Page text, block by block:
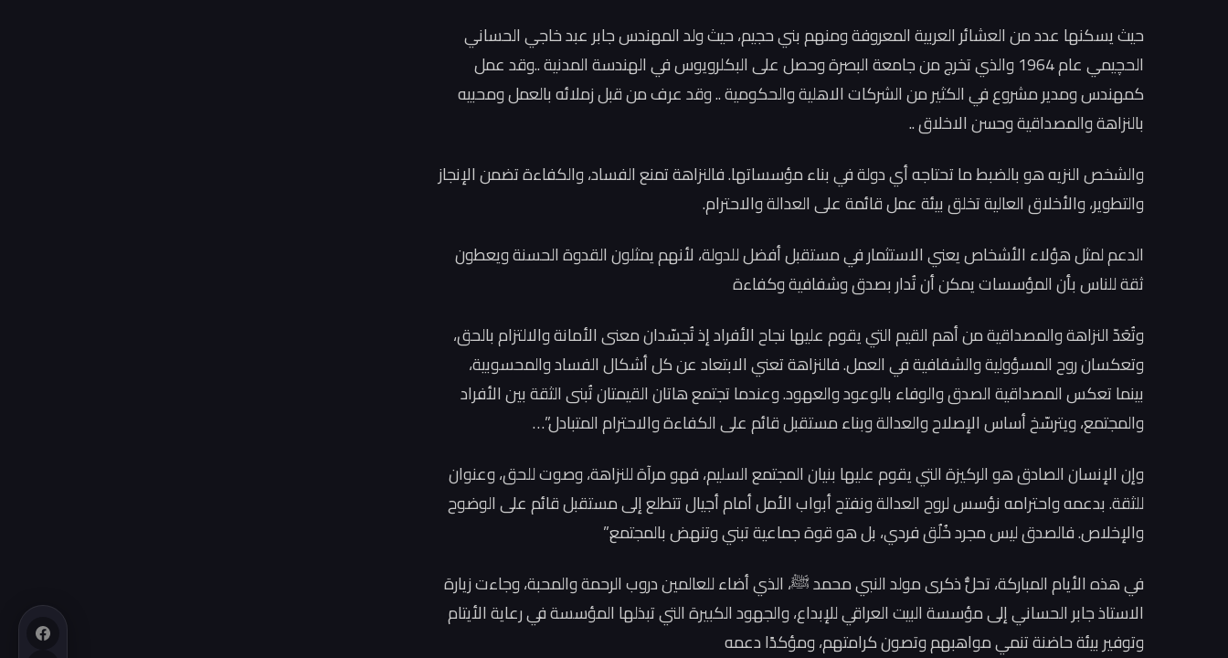
حيث يسكنها عدد من العشائر العربية المعروفة ومنهم بني حجيم، حيث ولد المهندس جابر عبد خاجي الحساني
الحچيمي عام 1964 والذي تخرج من جامعة البصرة وحصل على البكلرويوس في الهندسة المدنية ..وقد عمل
كمهندس ومدير مشروع في الكثير من الشركات الاهلية والحكومية .. وقد عرف من قبل زملائه بالعمل ومحبيه
بالنزاهة والمصداقية وحسن الاخلاق ..
والشخص النزيه هو بالضبط ما تحتاجه أي دولة في بناء مؤسساتها. فالنزاهة تمنع الفساد، والكفاءة تضمن الإنجاز
والتطوير، والأخلاق العالية تخلق بيئة عمل قائمة على العدالة والاحترام.
الدعم لمثل هؤلاء الأشخاص يعني الاستثمار في مستقبل أفضل للدولة، لأنهم يمثلون القدوة الحسنة ويعطون
ثقة للناس بأن المؤسسات يمكن أن تُدار بصدق وشفافية وكفاءة
وتُعَدّ النزاهة والمصداقية من أهم القيم التي يقوم عليها نجاح الأفراد إذ تُجسّدان معنى الأمانة والالتزام بالحق،
وتعكسان روح المسؤولية والشفافية في العمل. فالنزاهة تعني الابتعاد عن كل أشكال الفساد والمحسوبية،
بينما تعكس المصداقية الصدق والوفاء بالوعود والعهود. وعندما تجتمع هاتان القيمتان تُبنى الثقة بين الأفراد
والمجتمع، ويترسّخ أساس الإصلاح والعدالة وبناء مستقبل قائم على الكفاءة والاحترام المتبادل.”…
وإن الإنسان الصادق هو الركيزة التي يقوم عليها بنيان المجتمع السليم، فهو مرآة للنزاهة، وصوت للحق، وعنوان
للثقة. بدعمه واحترامه نؤسس لروح العدالة ونفتح أبواب الأمل أمام أجيال تتطلع إلى مستقبل قائم على الوضوح
والإخلاص. فالصدق ليس مجرد خُلُق فردي، بل هو قوة جماعية تبني وتنهض بالمجتمع.”
في هذه الأيام المباركة، تحلُّ ذكرى مولد النبي محمد ﷺ، الذي أضاء للعالمين دروب الرحمة والمحبة، وجاءت زيارة
الاستاذ جابر الحساني إلى مؤسسة البيت العراقي للإبداع، والجهود الكبيرة التي تبذلها المؤسسة في رعاية الأيتام
وتوفير بيئة حاضنة تنمي مواهبهم وتصون كرامتهم، ومؤكدًا دعمه